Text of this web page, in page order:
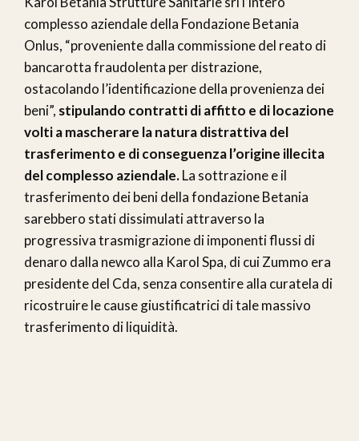
complesso aziendale della Fondazione Betania
Onlus, “proveniente dalla commissione del reato di
bancarotta fraudolenta per distrazione,
ostacolando l’identificazione della provenienza dei
beni”, stipulando contratti di affitto e di locazione
volti a mascherare la natura distrattiva del
trasferimento e di conseguenza l’origine illecita
del complesso aziendale.La sottrazione e il
trasferimento dei beni della fondazione Betania
sarebbero stati dissimulati attraverso la
progressiva trasmigrazione di imponenti flussi di
denaro dalla newco alla Karol Spa, di cui Zummo era
presidente del Cda, senza consentire alla curatela di
ricostruire le cause giustificatrici di tale massivo
trasferimento di liquidità.